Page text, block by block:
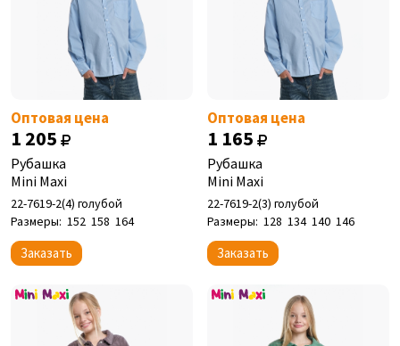
Оптовая цена
1 205
Рубашка
Mini Maxi
22-7619-2(4) голубой
Размеры: 152 158 164
Заказать
Оптовая цена
1 165
Рубашка
Mini Maxi
22-7619-2(3) голубой
Размеры: 128 134 140 146
Заказать